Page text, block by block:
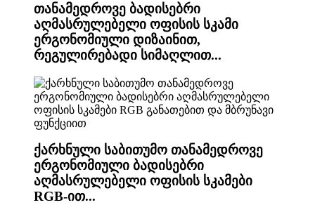
თანამედროვე ბადისებრი
აღმასრულებელი ოფისის სკამი
ერგონომიული დიზაინით,
რეგულირებადი სიმაღლით...
ქარხნული საბითუმო თანამედროვე
ერგონომიული ბადისებრი
აღმასრულებელი ოფისის სკამები
RGB-ით...